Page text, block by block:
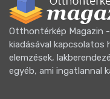
Otthontérkép Magazin
kiadásával kapcsolatos
elemzések,
egyéb, ami ingatlannal